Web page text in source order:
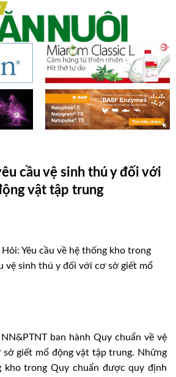
cầu vệ sinh thú y đối với
vật tập trung
Yêu cầu về hệ thống kho trong
vệ sinh thú y đối với cơ sở giết mổ
ban hành Quy chuẩn về vệ
giết mổ động vật tập trung. Những
kho trong Quy chuẩn được quy định